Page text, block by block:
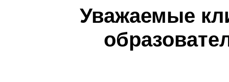
Уважаемые